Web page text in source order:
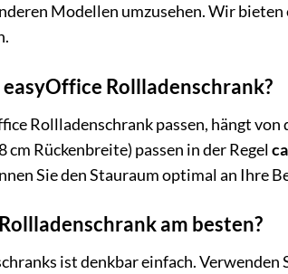
Modellen umzusehen. Wir
Rollladenschrank?
Rollladenschrank passen, hängt
cm Rückenbreite) passen in der Regel
Sie den Stauraum optimal an Ihre
am besten?
ist denkbar einfach. Verwenden